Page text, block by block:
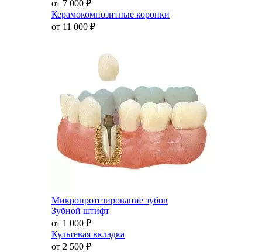
от 7 000 ₽
Керамокомпозитные коронки
от 11 000 ₽
Микропротезирование зубов
Зубной штифт
от 1 000 ₽
Культевая вкладка
от 2 500 ₽